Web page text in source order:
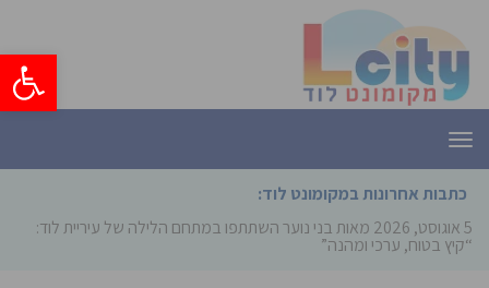
פתח
תפריט
כתבות אחרונות במקומונט לוד:
5 אוגוסט, 2026
מאות בני נוער השתתפו במתחם הלילה של עיריית לוד:
“קיץ בטוח, ערכי ומהנה”